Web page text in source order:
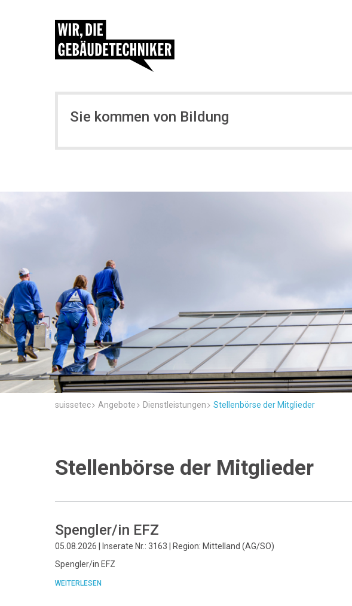
Sie kommen von Bildung
suissetec Angebote Dienstleistungen Stellenbörse der Mitglieder
Stellenbörse der Mitglieder
Spengler/in EFZ
05.08.2026 | Inserate Nr.: 3163 | Region: Mittelland (AG/SO)
Spengler/in EFZ
WEITERLESEN